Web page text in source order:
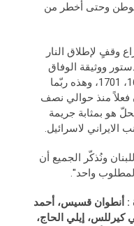
وحتى أخطر من
وقفٍ لإطلاق النار
ووثيقة الوفاق
الوطني وللقرارات الدولية 1559، 1680، 1701، وهذه ربّما
فعلاً منذ حوالي نصف
هو بمثابة جريمة
الايراني لاسرائيل.
ونُذكّر الجميع أن
واحد".
: أنطوان قسيس، أحمد
إيلي الحاج،